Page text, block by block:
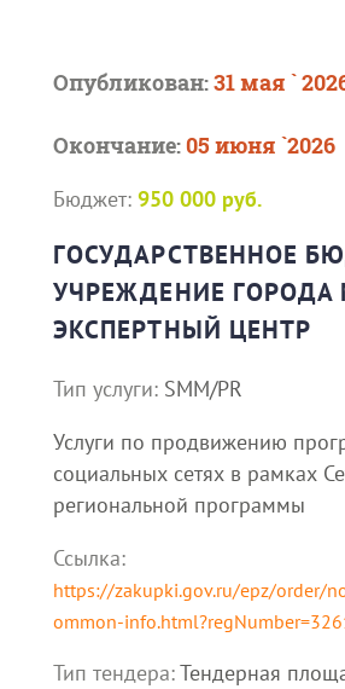
Опубликован:31 мая `
Окончание:05 июня `2026
Бюджет: 950 000 руб.
ГОСУДАРСТВЕННОЕ
УЧРЕЖДЕНИЕ ГОРОДА
ЭКСПЕРТНЫЙ ЦЕНТР
Тип услуги: SMM/PR
Услуги по продвижению
социальных сетях в рамках
региональной программы
Ссылка:
https://zakupki.gov.ru/epz/order/
ommon-
Тип тендера:Тендерная